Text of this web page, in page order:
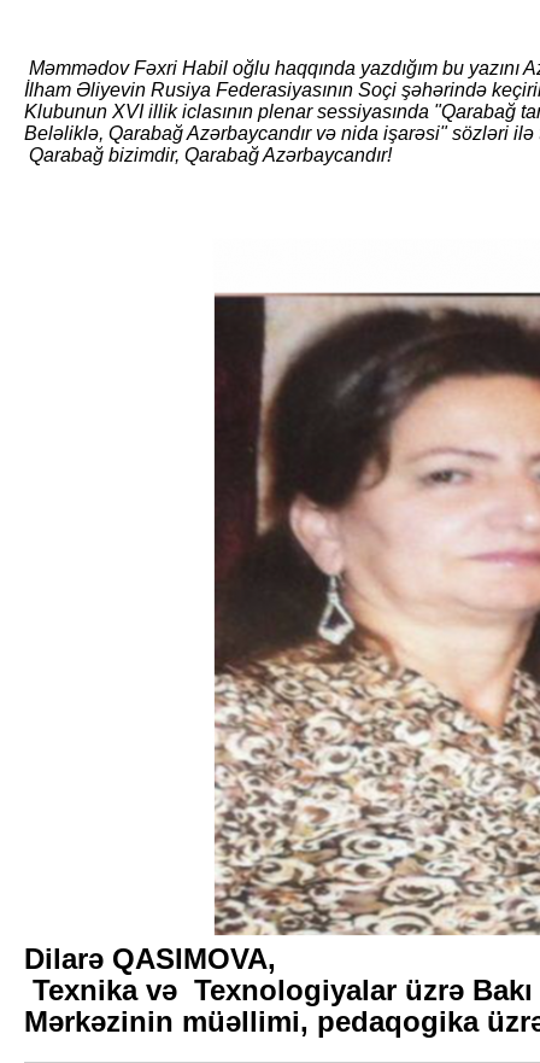
Məmmədov Fəxri Habil oğlu haqqında yazdığım bu yazını
İlham Əliyevin Rusiya Federasiyasının Soçi şəhərində
Klubunun XVI illik iclasının plenar sessiyasında "Qarabağ
Beləliklə, Qarabağ Azərbaycandır və nida işarəsi" sözləri
Qarabağ bizimdir, Qarabağ Azərbaycandır!
Dilarə QASIMOVA,
Texnika və Texnologiyalar üzrə
Mərkəzinin müəllimi, pedaqogika